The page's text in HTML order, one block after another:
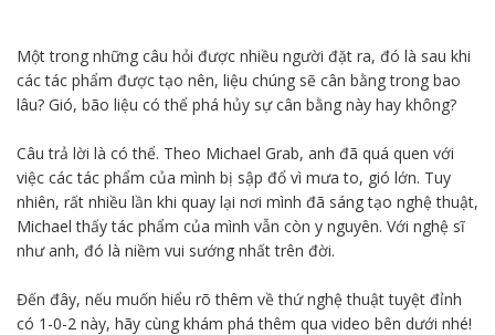
Một trong những câu hỏi được nhiều người đặt ra, đó là sau khi
các tác phẩm được tạo nên, liệu chúng sẽ cân bằng trong bao
lâu? Gió, bão liệu có thể phá hủy sự cân bằng này hay không?
Câu trả lời là có thể. Theo Michael Grab, anh đã quá quen với
việc các tác phẩm của mình bị sập đổ vì mưa to, gió lớn. Tuy
nhiên, rất nhiều lần khi quay lại nơi mình đã sáng tạo nghệ thuật,
Michael thấy tác phẩm của mình vẫn còn y nguyên. Với nghệ sĩ
như anh, đó là niềm vui sướng nhất trên đời.
Đến đây, nếu muốn hiểu rõ thêm về thứ nghệ thuật tuyệt đỉnh
có 1-0-2 này, hãy cùng khám phá thêm qua video bên dưới nhé!